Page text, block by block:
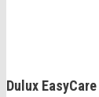
Dulux EasyCare